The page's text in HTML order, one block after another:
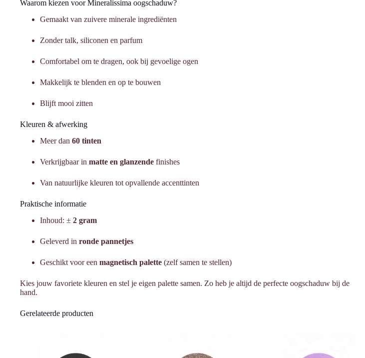
Waarom kiezen voor Mineralissima oogschaduw?
Gemaakt van zuivere minerale ingrediënten
Zonder talk, siliconen en parfum
Comfortabel om te dragen, ook bij gevoelige ogen
Makkelijk te blenden en op te bouwen
Blijft mooi zitten
Kleuren & afwerking
Meer dan 60 tinten
Verkrijgbaar in matte en glanzende finishes
Van natuurlijke kleuren tot opvallende accenttinten
Praktische informatie
Inhoud: ± 2 gram
Geleverd in ronde pannetjes
Geschikt voor een magnetisch palette (zelf samen te stellen)
Kies jouw favoriete kleuren en stel je eigen palette samen. Zo heb je altijd de perfecte oogschaduw bij de
hand.
Gerelateerde producten